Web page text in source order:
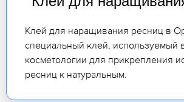
Клей для наращивания ресниц в
специальный клей, используемый
косметологии для прикрепления
ресниц к натуральным.